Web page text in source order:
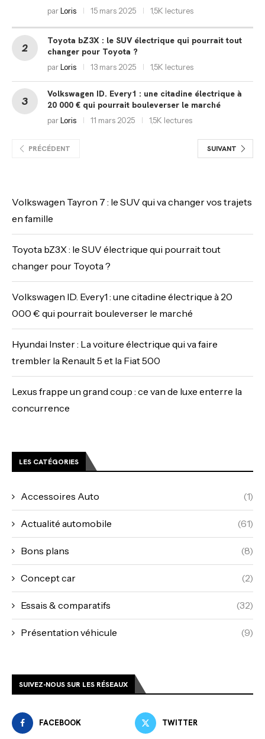
parLoris 15 mars 2025 1,5K lectures
Toyota bZ3X : le SUV électrique qui pourrait tout
changer pour Toyota ?
parLoris 13 mars 2025 1,5K lectures
Volkswagen ID. Every1 : une citadine électrique à
20 000 € qui pourrait bouleverser le marché
parLoris 11 mars 2025 1,5K lectures
PRÉCÉDENT SUIVANT
Volkswagen Tayron 7 : le SUV qui va changer vos trajets
en famille
Toyota bZ3X : le SUV électrique qui pourrait tout
changer pour Toyota ?
Volkswagen ID. Every1 : une citadine électrique à 20
000 € qui pourrait bouleverser le marché
Hyundai Inster : La voiture électrique qui va faire
trembler la Renault 5 et la Fiat 500
Lexus frappe un grand coup : ce van de luxe enterre la
concurrence
LES CATÉGORIES
Accessoires Auto (1)
Actualité automobile (61)
Bons plans (8)
Concept car (2)
Essais & comparatifs (32)
Présentation véhicule (9)
SUIVEZ-NOUS SUR LES RÉSEAUX
FACEBOOK TWITTER